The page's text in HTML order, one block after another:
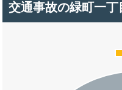
交通事故の緑町一